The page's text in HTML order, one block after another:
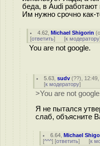
беда, в Audi
Им нужно срочно как-
4.62 ,Michael Shigorin (
[ответить] [к модератору
You are not google.
5.63 ,sudv (??),
[к модератору]
>You are not
Я не пытался
слаб, объясните
6.64 ,Michael
[^^^] [ответить] [к